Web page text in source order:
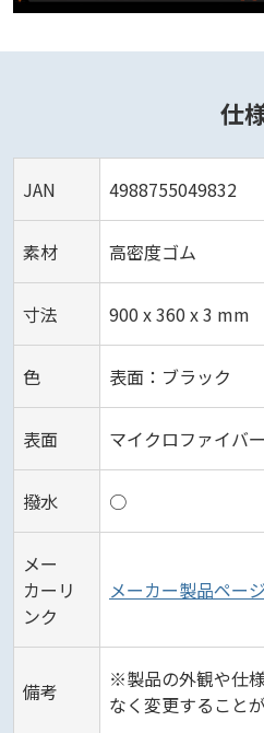
仕
JAN 4988755049832
素材 高密度ゴム
寸法 900 x 360 x 3 mm
色 表面：ブラック
表面 マイクロファイバ
撥水 ○
メー
カーリ
ンク
メーカー製品ページ
備考
※製品の外観や仕
なく変更すること